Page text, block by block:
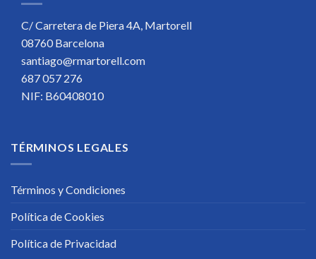
C/ Carretera de Piera 4A, Martorell
08760 Barcelona
santiago@rmartorell.com
687 057 276
NIF: B60408010
TÉRMINOS LEGALES
Términos y Condiciones
Política de Cookies
Política de Privacidad